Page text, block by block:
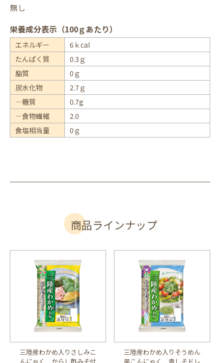
無し
栄養成分表示（100ｇあたり）
エネルギー
6ｋcal
たんぱく質
0.3ｇ
脂質
0ｇ
炭水化物
2.7ｇ
―糖質
0.7g
―食物繊維
2.0
食塩相当量
0ｇ
商品ラインナップ
三陸産わかめ入りさしみこ
三陸産わかめ入りそうめん